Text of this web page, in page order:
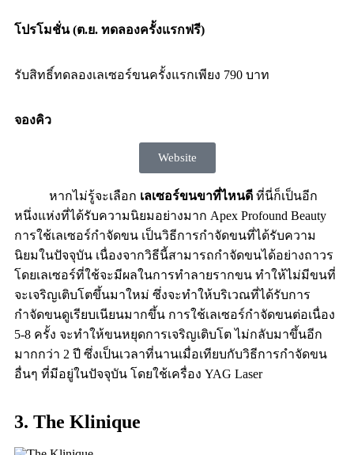
โปรโมชั่น (ต.ย. ทดลองครั้งแรกฟรี)
รับสิทธิ์ทดลองเลเซอร์ขนครั้งแรกเพียง 790 บาท
จองคิว
Website
หากไม่รู้จะเลือก เลเซอร์ขนขาที่ไหนดี ที่นี่ก็เป็นอีก
หนึ่งแห่งที่ได้รับความนิยมอย่างมาก Apex Profound Beauty
การใช้เลเซอร์กำจัดขน เป็นวิธีการกำจัดขนที่ได้รับความ
นิยมในปัจจุบัน เนื่องจากวิธีนี้สามารถกำจัดขนได้อย่างถาวร
โดยเลเซอร์ที่ใช้จะมีผลในการทำลายรากขน ทำให้ไม่มีขนที่
จะเจริญเติบโตขึ้นมาใหม่ ซึ่งจะทำให้บริเวณที่ได้รับการ
กำจัดขนดูเรียบเนียนมากขึ้น การใช้เลเซอร์กำจัดขนต่อเนื่อง
5-8 ครั้ง จะทำให้ขนหยุดการเจริญเติบโต ไม่กลับมาขึ้นอีก
มากกว่า 2 ปี ซึ่งเป็นเวลาที่นานเมื่อเทียบกับวิธีการกำจัดขน
อื่นๆ ที่มีอยู่ในปัจจุบัน โดยใช้เครื่อง YAG Laser
3. The Klinique